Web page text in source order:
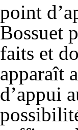
point
Bossuet
faits et
apparaît
d’appui